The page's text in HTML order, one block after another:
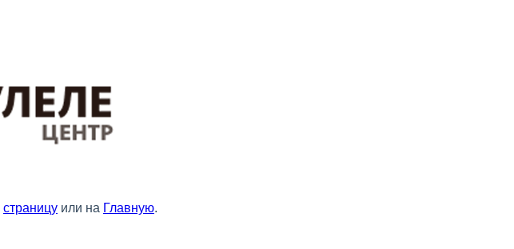
страницу или на Главную.